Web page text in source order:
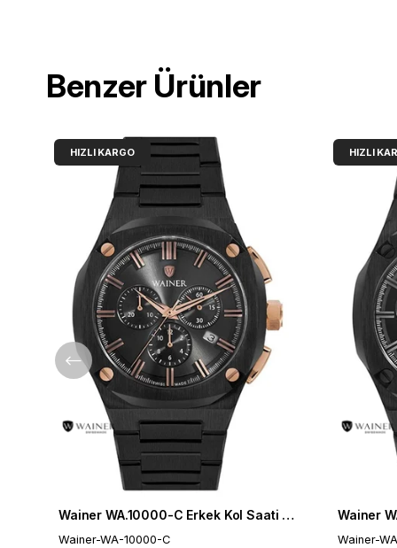
Benzer Ürünler
Wainer WA.10000-C Erkek Kol Saati , Swiss Made , Safir Cam
Wainer-WA-10000-C
HIZLI KARGO
Wainer-
HIZLI